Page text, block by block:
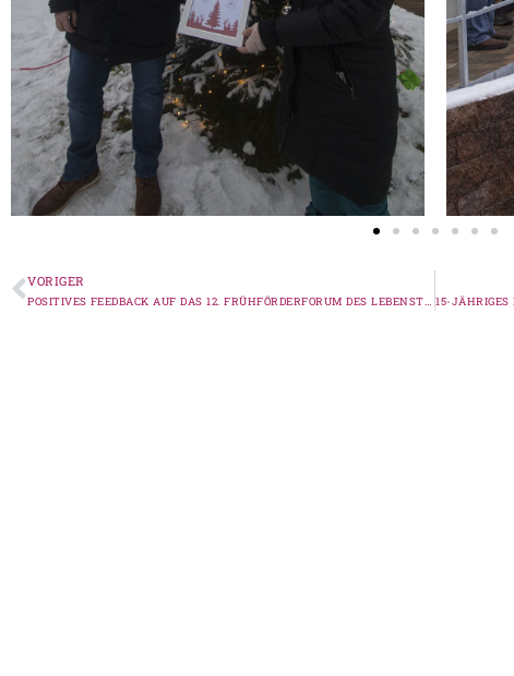
VORIGER
POSITIVES FEEDBACK AUF DAS 12. FRÜHFÖRDERFORUM DES LEBENSTRAUM E.V.